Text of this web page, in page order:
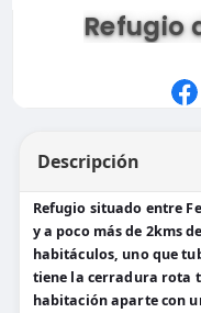
Refugio
Descripción
Refugio situado entre
y a poco más de 2kms
habitáculos, uno que
tiene la cerradura rota
habitación aparte con